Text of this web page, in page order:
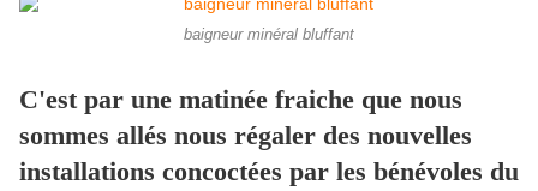
baigneur minéral bluffant
C'est par une matinée fraiche que nous
sommes allés nous régaler des nouvelles
installations concoctées par les bénévoles du